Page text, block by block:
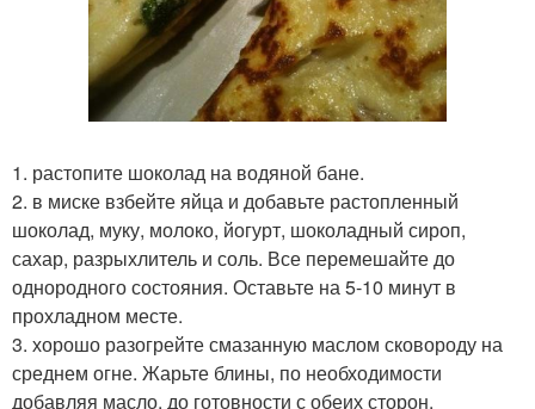
1. растопите шоколад на водяной бане.
2. в миске взбейте яйца и добавьте растопленный
шоколад, муку, молоко, йогурт, шоколадный сироп,
сахар, разрыхлитель и соль. Все перемешайте до
однородного состояния. Оставьте на 5-10 минут в
прохладном месте.
3. хорошо разогрейте смазанную маслом сковороду на
среднем огне. Жарьте блины, по необходимости
добавляя масло, до готовности с обеих сторон.